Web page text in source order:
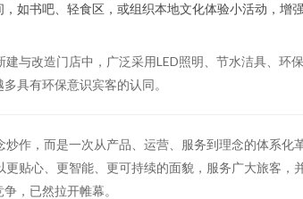
如书吧、轻食区，或组织本地文化体验小活动，增
与改造门店中，广泛采用LED照明、节水洁具、环
具有环保意识宾客的认同。
作，而是一次从产品、运营、服务到理念的体系化
贴心、更智能、更可持续的面貌，服务广大旅客
，已然拉开帷幕。